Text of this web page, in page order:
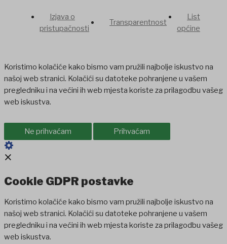
Izjava o
pristupačnosti
Transparentnost
List
općine
Koristimo kolačiće kako bismo vam pružili najbolje iskustvo na
našoj web stranici. Kolačići su datoteke pohranjene u vašem
pregledniku i na većini ih web mjesta koriste za prilagodbu vašeg
web iskustva.
Ne prihvaćam Prihvaćam
×
Cookie GDPR postavke
Koristimo kolačiće kako bismo vam pružili najbolje iskustvo na
našoj web stranici. Kolačići su datoteke pohranjene u vašem
pregledniku i na većini ih web mjesta koriste za prilagodbu vašeg
web iskustva.